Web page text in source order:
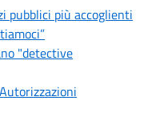
pubblici più accoglienti
"detective